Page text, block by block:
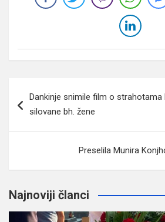
članaka
Dankinje snimile film o
silovane bh. žene
Preselila Munira
Najnoviji članci